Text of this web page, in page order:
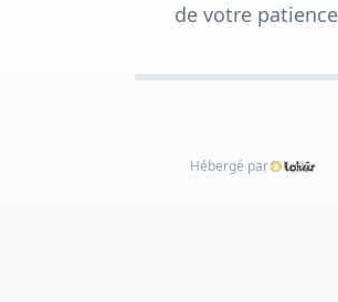
de votre
Hébergé par